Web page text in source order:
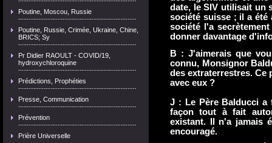
Poutine, Moscou, Russie
Poutine, Russie, Crimée, Ukraine, Chine,
BRICS; Sy
Pr Didier RAOULT - COVID/19,
hydroxychloroquine
Prédictions, Prophéties
Presse, Communication
Prévention
Prière Universelle
date, le SIV utilisait un
société suisse ; il a été
société l'a
donner davantage
B : J'aimerais que
connu, Monsignor
des extraterrestres. Ce
avec eux ?
J : Le Père Balducci a
façon tout à fait
existant. Il n'a jamais
encouragé.